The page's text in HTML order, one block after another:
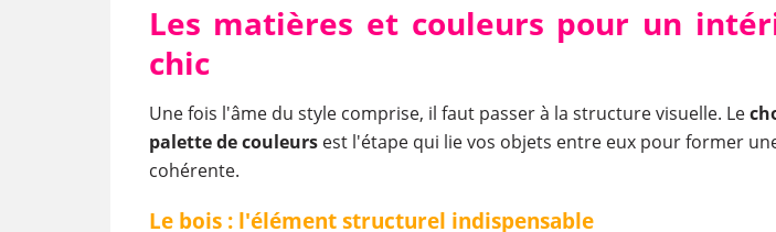
​Les matières et couleurs pour un
chic
Une fois l'âme du style comprise, il faut passer à la structure visuelle. Le
palette de couleursest l'étape qui lie vos objets entre eux pour former
cohérente.
Le bois : l'élément structurel indispensable